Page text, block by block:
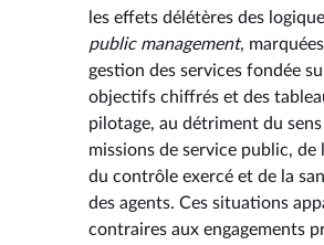
les effets délétères des
public management,
gestion des services fondée
objectifs chiffrés et des
pilotage, au détriment du sens
missions de service public, de
du contrôle exercé et de la
des agents. Ces situations
contraires aux engagements